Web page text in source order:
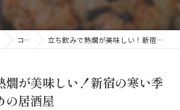
コラム 立ち飲みで熱燗が美味しい！新宿の寒い季節におすすめの居酒屋
燗が美味しい！新宿の寒い季
の居酒屋